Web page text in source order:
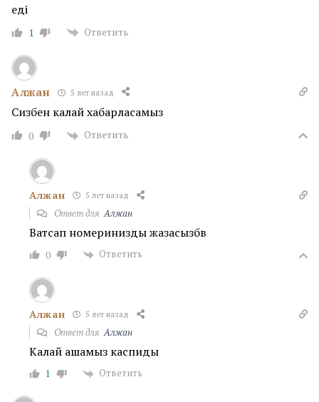
еді
1 Ответить
Алжан 5 лет назад
Сизбен калай хабарласамыз
0 Ответить
Алжан 5 лет назад
Ответ дляАлжан
Ватсап номеринизды жазасызбв
0 Ответить
Алжан 5 лет назад
Ответ дляАлжан
Калай ашамыз каспиды
1 Ответить